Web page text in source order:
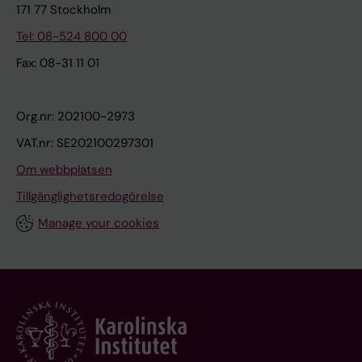
171 77 Stockholm
Tel: 08-524 800 00
Fax: 08-31 11 01
Org.nr: 202100-2973
VAT.nr: SE202100297301
Om webbplatsen
Tillgänglighetsredogörelse
Manage your cookies